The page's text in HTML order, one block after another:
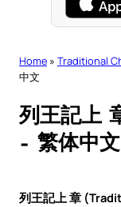
Home » Traditional
中文
列王記上
– 繁体中文
列王記上 章